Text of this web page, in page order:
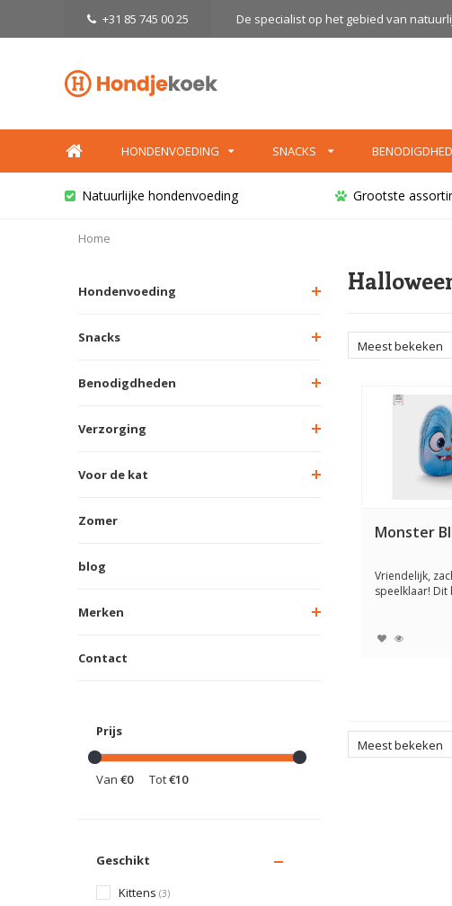
+31 85 745 00 25 De specialist op het gebied van
HONDENVOEDING SNACKS
Natuurlijke hondenvoeding Grootste
Home
Hondenvoeding
Snacks
Benodigdheden
Verzorging
Voor de kat
Zomer
blog
Merken
Contact
Prijs
Van €0 Tot€10
Geschikt
Kittens (3)
Meest bekeken
Monster
Vriendelijk,
speelklaar! Dit
Meest bekeken